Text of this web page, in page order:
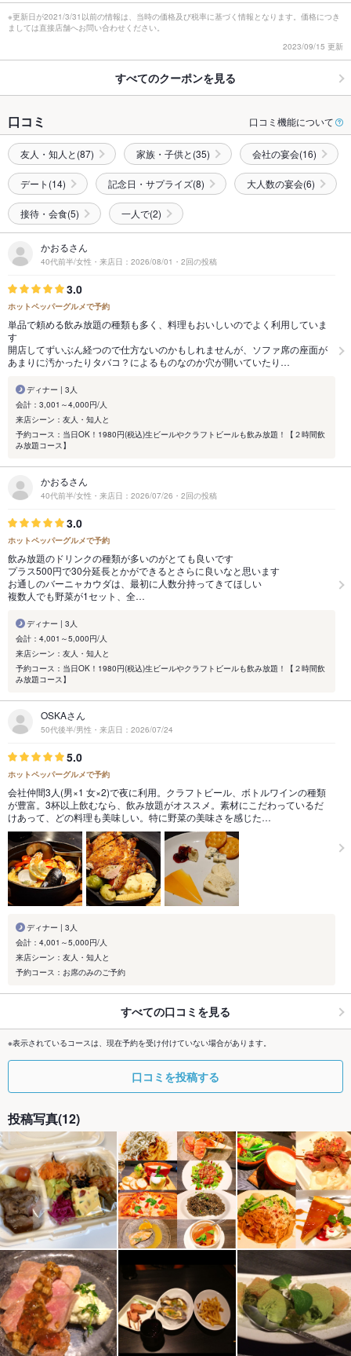
※更新日が2021/3/31以前の情報は、当時の価格及び税率に基づく情報となります。価格につき
ましては直接店舗へお問い合わせください。
2023/09/15 更新
すべてのクーポンを見る
口コミ 口コミ機能について
友人・知人と(87) 家族・子供と(35) 会社の宴会(16)
デート(14) 記念日・サプライズ(8) 大人数の宴会(6)
接待・会食(5) 一人で(2)
かおるさん
40代前半/女性・来店日：2026/08/01・2回の投稿
3.0
ホットペッパーグルメで予約
単品で頼める飲み放題の種類も多く、料理もおいしいのでよく利用していま
す
開店してずいぶん経つので仕方ないのかもしれませんが、ソファ席の座面が
あまりに汚かったりタバコ？によるものなのか穴が開いていたり…
ディナー | 3人
会計：3,001～4,000円/人
来店シーン：友人・知人と
予約コース：当日OK！1980円(税込)生ビールやクラフトビールも飲み放題！【２時間飲
み放題コース】
かおるさん
40代前半/女性・来店日：2026/07/26・2回の投稿
3.0
ホットペッパーグルメで予約
飲み放題のドリンクの種類が多いのがとても良いです
プラス500円で30分延長とかができるとさらに良いなと思います
お通しのバーニャカウダは、最初に人数分持ってきてほしい
複数人でも野菜が1セット、全…
ディナー | 3人
会計：4,001～5,000円/人
来店シーン：友人・知人と
予約コース：当日OK！1980円(税込)生ビールやクラフトビールも飲み放題！【２時間飲
み放題コース】
OSKAさん
50代後半/男性・来店日：2026/07/24
5.0
ホットペッパーグルメで予約
会社仲間3人(男×1 女×2)で夜に利用。クラフトビール、ボトルワインの種類
が豊富。3杯以上飲むなら、飲み放題がオススメ。素材にこだわっているだ
けあって、どの料理も美味しい。特に野菜の美味さを感じた…
ディナー | 3人
会計：4,001～5,000円/人
来店シーン：友人・知人と
予約コース：お席のみのご予約
すべての口コミを見る
※表示されているコースは、現在予約を受け付けていない場合があります。
口コミを投稿する
投稿写真(12)